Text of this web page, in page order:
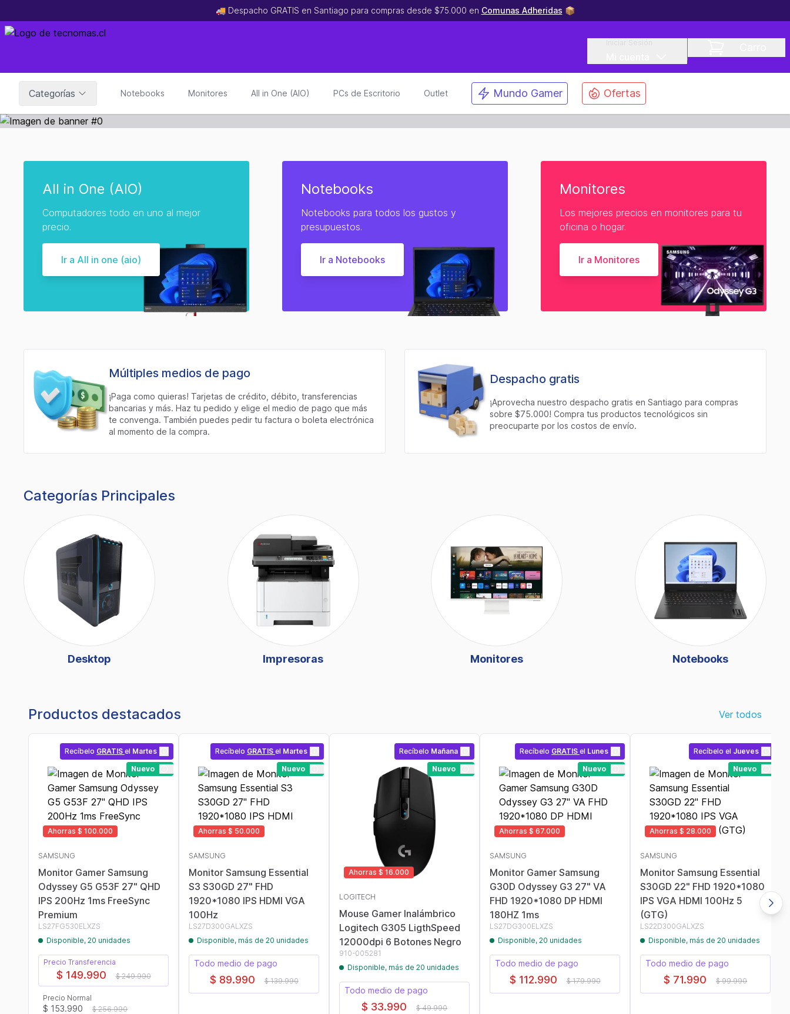
🚚 Despacho GRATIS en Santiago para compras desde $75.000 en Comunas Adheridas 📦
Categorías Notebooks Monitores All in One (AIO) PCs de Escritorio Outlet Mundo Gamer Ofertas
All in One (AIO)
Computadores todo en uno al mejor
precio.
Ir a All in one (aio)
Notebooks
Notebooks para todos los gustos y
presupuestos.
Ir a Notebooks
Monitores
Los mejores precios en monitores para tu
oficina o hogar.
Ir a Monitores
Múltiples medios de pago
¡Paga como quieras! Tarjetas de crédito, débito, transferencias
bancarias y más. Haz tu pedido y elige el medio de pago que más
te convenga. También puedes pedir tu factura o boleta electrónica
al momento de la compra.
Despacho gratis
¡Aprovecha nuestro despacho gratis en Santiago para compras
sobre $75.000! Compra tus productos tecnológicos sin
preocuparte por los costos de envío.
Categorías Principales
Desktop Impresoras Monitores Notebooks
Productos destacados Ver todos
Recíbelo GRATIS el Martes
Nuevo
Ahorras $ 100.000
SAMSUNG
Monitor Gamer Samsung
Odyssey G5 G53F 27" QHD
IPS 200Hz 1ms FreeSync
Premium
LS27FG530ELXZS
Disponible, 20 unidades
Precio Transferencia
$ 149.990 $ 249.990
Precio Normal
$ 153.990 $ 256.990
Recíbelo GRATIS el Martes
Nuevo
Ahorras $ 50.000
SAMSUNG
Monitor Samsung Essential
S3 S30GD 27" FHD
1920*1080 IPS HDMI VGA
100Hz
LS27D300GALXZS
Disponible, más de 20 unidades
Todo medio de pago
$ 89.990 $ 139.990
Recíbelo Mañana
Nuevo
Ahorras $ 16.000
LOGITECH
Mouse Gamer Inalámbrico
Logitech G305 LigthSpeed
12000dpi 6 Botones Negro
910-005281
Disponible, más de 20 unidades
Todo medio de pago
$ 33.990 $ 49.990
Recíbelo GRATIS el Lunes
Nuevo
Ahorras $ 67.000
SAMSUNG
Monitor Gamer Samsung
G30D Odyssey G3 27" VA
FHD 1920*1080 DP HDMI
180HZ 1ms
LS27DG300ELXZS
Disponible, 20 unidades
Todo medio de pago
$ 112.990 $ 179.990
Recíbelo el Jueves
Nuevo
Ahorras $ 28.000
SAMSUNG
Monitor Samsung Essential
S30GD 22" FHD 1920*1080
IPS VGA HDMI 100Hz 5
(GTG)
LS22D300GALXZS
Disponible, más de 20 unidades
Todo medio de pago
$ 71.990 $ 99.990